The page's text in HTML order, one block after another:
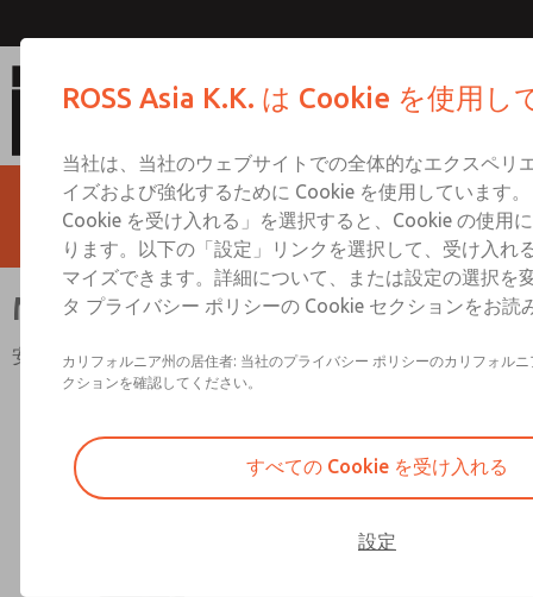
MDC1シリーズ シングルバルブ
安全カテゴリー。 1、モニタリングなしのPL c
ROSS Asia K.K. は Cookie を使用し
当社は、当社のウェブサイトでの全体的なエクスペリ
イズおよび強化するために Cookie を使用しています
Cookie を受け入れる」を選択すると、Cookie の使用
ります。以下の「設定」リンクを選択して、受け入れ
マイズできます。詳細について、または設定の選択を
タ プライバシー ポリシーの Cookie セクションをお読
カリフォルニア州の居住者: 当社のプライバシー ポリシーのカリフォル
クションを確認してください。
すべての Cookie を受け入れる
設定